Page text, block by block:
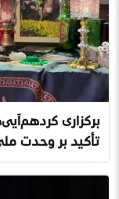
برگزاری
تأکید بر وحدت